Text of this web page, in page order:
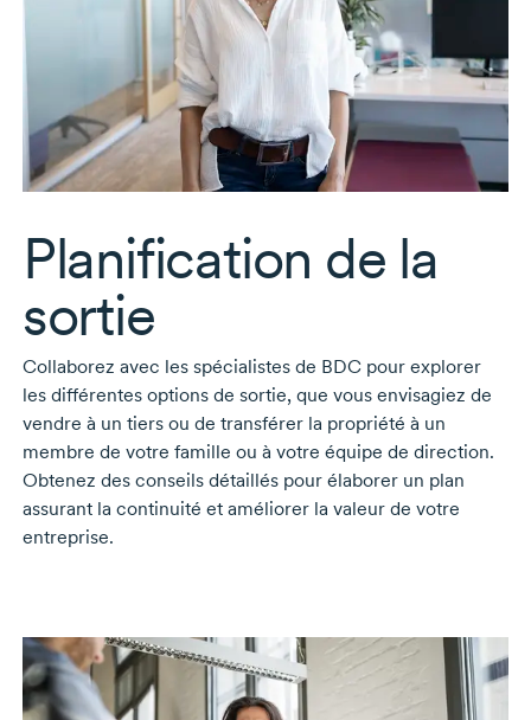
Planification de la
sortie
Collaborez avec les spécialistes de BDC pour explorer
les différentes options de sortie, que vous envisagiez de
vendre à un tiers ou de transférer la propriété à un
membre de votre famille ou à votre équipe de direction.
Obtenez des conseils détaillés pour élaborer un plan
assurant la continuité et améliorer la valeur de votre
entreprise.